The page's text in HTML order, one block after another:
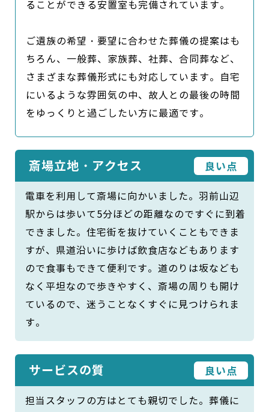
ることができる安置室も完備されています。
ご遺族の希望・要望に合わせた葬儀の提案はも
ちろん、一般葬、家族葬、社葬、合同葬など、
さまざまな葬儀形式にも対応しています。自宅
にいるような雰囲気の中、故人との最後の時間
斎場立地・アクセス 良い点
電車を利用して斎場に向かいました。羽前山辺
駅からは歩いて5分ほどの距離なのですぐに到着
できました。住宅街を抜けていくこともできま
すが、県道沿いに歩けば飲食店などもあります
ので食事もできて便利です。道のりは坂なども
なく平坦なので歩きやすく、斎場の周りも開け
ているので、迷うことなくすぐに見つけられま
す。
サービスの質 良い点
担当スタッフの方はとても親切でした。葬儀に